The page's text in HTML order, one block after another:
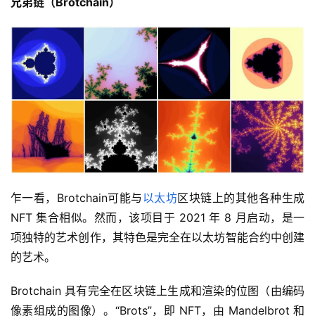
乍一看，Brotchain可能与以太坊区块链上的其他各种生成
NFT 集合相似。然而，该项目于 2021 年 8 月启动，是一
项独特的艺术创作，其特色是完全在以太坊智能合约中创建
的艺术。
Brotchain 具有完全在区块链上生成和渲染的位图（由编码
像素组成的图像）​​。“Brots”，即 NFT，由 Mandelbrot 和